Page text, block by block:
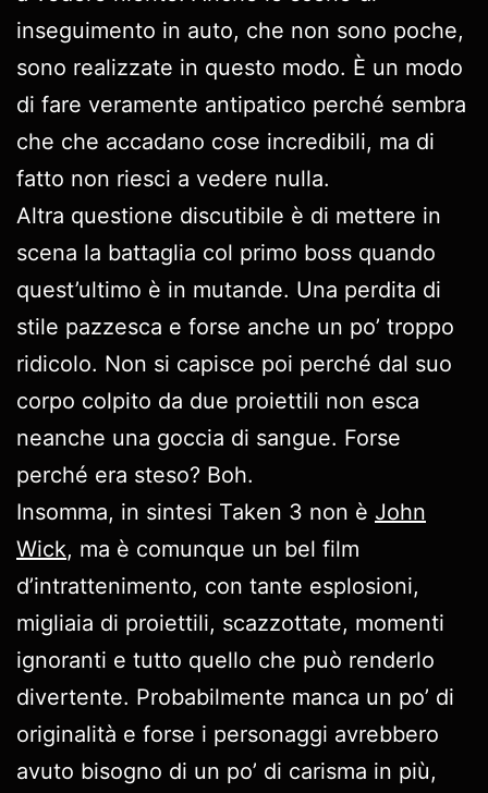
inseguimento in auto, che non sono poche,
sono realizzate in questo modo. È un modo
di fare veramente antipatico perché sembra
che che accadano cose incredibili, ma di
fatto non riesci a vedere nulla.
Altra questione discutibile è di mettere in
scena la battaglia col primo boss quando
quest’ultimo è in mutande. Una perdita di
stile pazzesca e forse anche un po’ troppo
ridicolo. Non si capisce poi perché dal suo
corpo colpito da due proiettili non esca
neanche una goccia di sangue. Forse
perché era steso? Boh.
Insomma, in sintesi Taken 3 non è John
Wick, ma è comunque un bel film
d’intrattenimento, con tante esplosioni,
migliaia di proiettili, scazzottate, momenti
ignoranti e tutto quello che può renderlo
divertente. Probabilmente manca un po’ di
originalità e forse i personaggi avrebbero
avuto bisogno di un po’ di carisma in più,